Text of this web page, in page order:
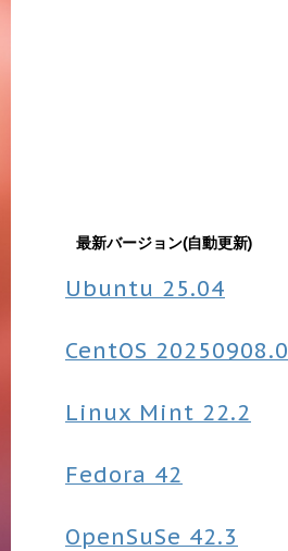
最新バージョン(自動更新)
Ubuntu 25.04
CentOS 20250908.0
Linux Mint 22.2
Fedora 42
OpenSuSe 42.3